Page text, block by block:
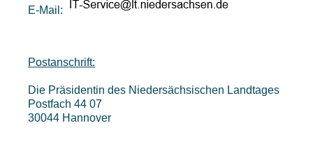
E-Mail:
Postanschrift:
Die Präsidentin des Niedersächsischen Landtages
Postfach 44 07
30044 Hannover